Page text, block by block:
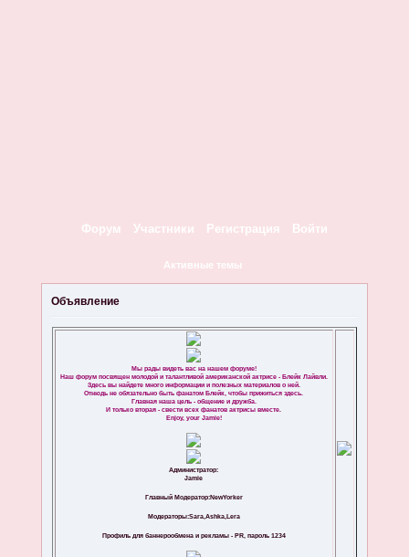
Форум Участники Регистрация Войти
Активные темы
Объявление
Мы рады видеть вас на нашем форуме!
Наш форум посвящен молодой и талантливой американской актрисе - Блейк Лайвли.
Здесь вы найдете много информации и полезных материалов о ней.
Отнюдь не обязательно быть фанатом Блейк, чтобы прижиться здесь.
Главная наша цель - общение и дружба.
И только вторая - свести всех фанатов актрисы вместе.
Enjoy, your Jamie!
Администратор:
Jamie
Главный Модератор:NewYorker
Модераторы:Sara,Ashka,Lera
Профиль для баннерообмена и рекламы - PR, пароль 1234